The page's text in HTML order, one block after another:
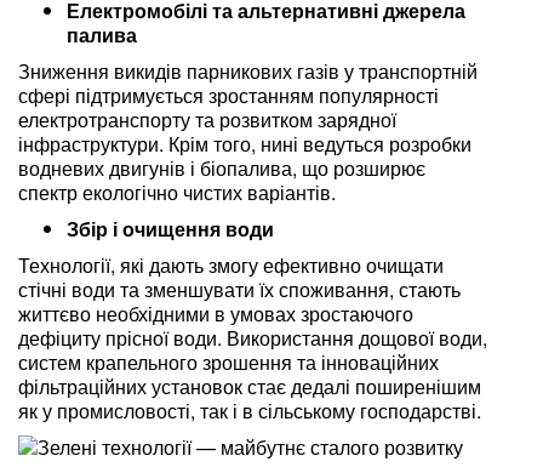
Електромобілі та альтернативні джерела
палива
Зниження викидів парникових газів у транспортній
сфері підтримується зростанням популярності
електротранспорту та розвитком зарядної
інфраструктури. Крім того, нині ведуться розробки
водневих двигунів і біопалива, що розширює
спектр екологічно чистих варіантів.
Збір і очищення води
Технології, які дають змогу ефективно очищати
стічні води та зменшувати їх споживання, стають
життєво необхідними в умовах зростаючого
дефіциту прісної води. Використання дощової води,
систем крапельного зрошення та інноваційних
фільтраційних установок стає дедалі поширенішим
як у промисловості, так і в сільському господарстві.